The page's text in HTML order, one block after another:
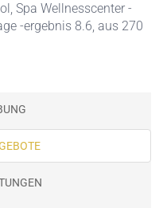
Spa Wellnesscenter -
-ergebnis 8.6, aus 270